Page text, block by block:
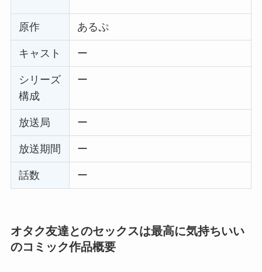
原作 あるぷ
キャスト ー
シリーズ
構成
ー
放送局 ー
放送期間 ー
話数 ー
オタク友達とのセックスは最高に気持ちいい
のコミック作品概要